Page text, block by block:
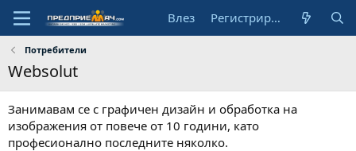
Влез Регистрирай се
Потребители
Websolut
Занимавам се с графичен дизайн и обработка на
изображения от повече от 10 години, като
професионално последните няколко.